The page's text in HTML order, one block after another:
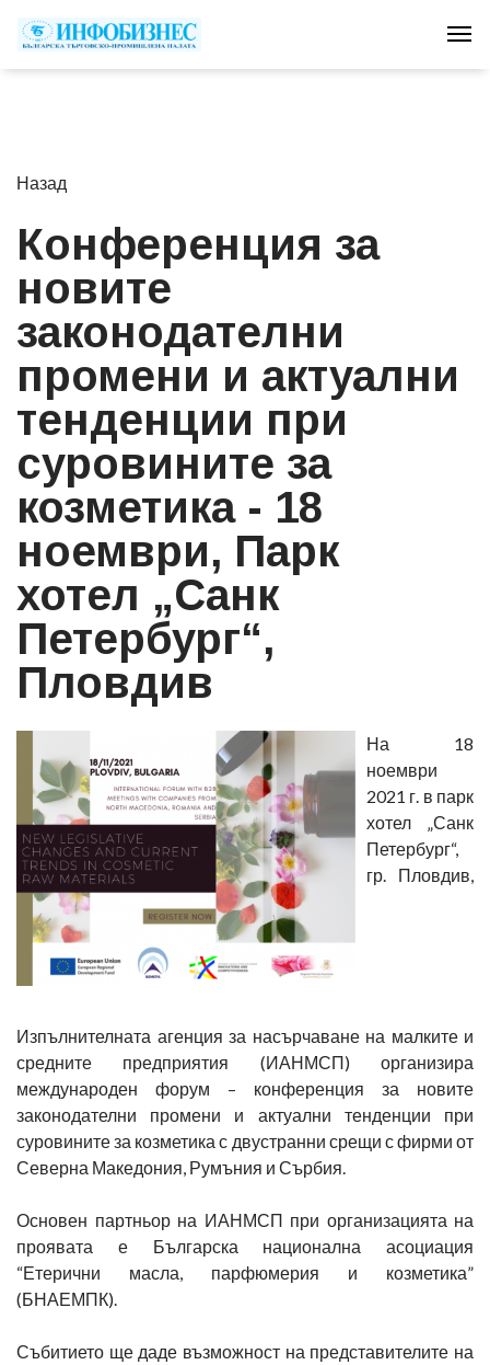
Назад
Конференция за
новите
законодателни
промени и актуални
тенденции при
суровините за
козметика - 18
ноември, Парк
хотел „Санк
Петербург“,
Пловдив
На 18
ноември
2021 г. в парк
хотел „Санк
Петербург“,
гр. Пловдив,
Изпълнителната агенция за насърчаване на малките и
средните предприятия (ИАНМСП) организира
международен форум – конференция за новите
законодателни промени и актуални тенденции при
суровините за козметика с двустранни срещи с фирми от
Северна Македония, Румъния и Сърбия.
Основен партньор на ИАНМСП при организацията на
проявата е Българска национална асоциация
“Етерични масла, парфюмерия и козметика”
(БНАЕМПК).
Събитието ще даде възможност на представителите на